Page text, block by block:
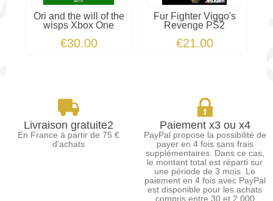
Ori and the will of the
wisps Xbox One
€30.00
Fur Fighter Viggo's
Revenge PS2
€21.00
Livraison gratuite2
En France à partir de 75 €
d'achats
Paiement x3 ou x4
PayPal propose la possibilité de
payer en 4 fois sans frais
supplémentaires. Dans ce cas,
le montant total est réparti sur
une période de 3 mois. Le
paiement en 4 fois avec PayPal
est disponible pour les achats
compris entre 30 et 2 000